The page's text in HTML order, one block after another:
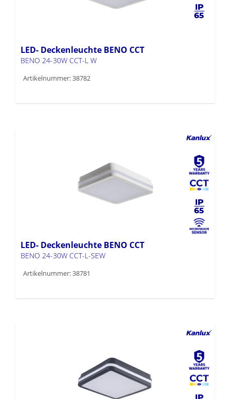
LED- Deckenleuchte BENO CCT
BENO 24-30W CCT-L W
Artikelnummer: 38782
LED- Deckenleuchte BENO CCT
BENO 24-30W CCT-L-SEW
Artikelnummer: 38781